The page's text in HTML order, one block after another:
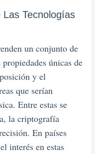
Las Tecnologías
un conjunto de
únicas de
y el
que serían
Entre estas se
la criptografía
En países
interés en estas